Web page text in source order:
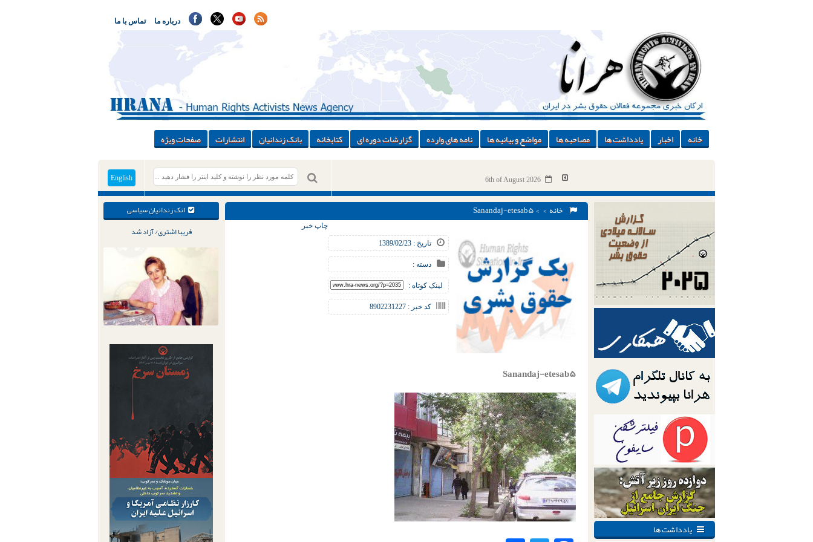
تماس با ما درباره ما
خانه اخبار یادداشت ها مصاحبه ها مواضع و بیانیه ها نامه های وارده گزارشات دوره ای کتابخانه بانک زندانیان انتشارات صفحات ویژه
English 6th of August 2026
انک زندانیان سیاسی
فریبا اشتری/ آزاد شد
خانه > > Sanandaj-etesab۵
تاریخ : 1389/02/23
دسته :
لینک کوتاه :
کد خبر : 8902231227
چاپ خبر
Sanandaj-etesab۵
یادداشت ها